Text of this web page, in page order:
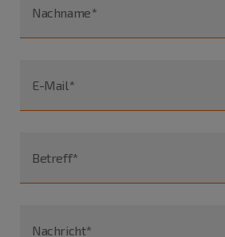
Nachname*
E-Mail*
Betreff*
Nachricht*